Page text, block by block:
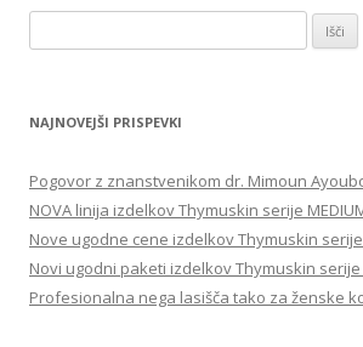
NAJNOVEJŠI PRISPEVKI
Pogovor z znanstvenikom dr. Mimoun
NOVA linija izdelkov Thymuskin serije
Nove ugodne cene izdelkov Thymuskin serije
Novi ugodni paketi izdelkov Thymuskin serije
Profesionalna nega lasišča tako za ženske